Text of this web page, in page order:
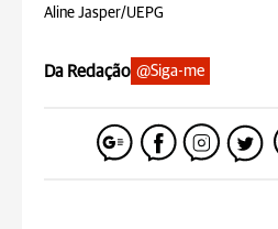
Aline Jasper/UEPG
Da Redação @Siga-me